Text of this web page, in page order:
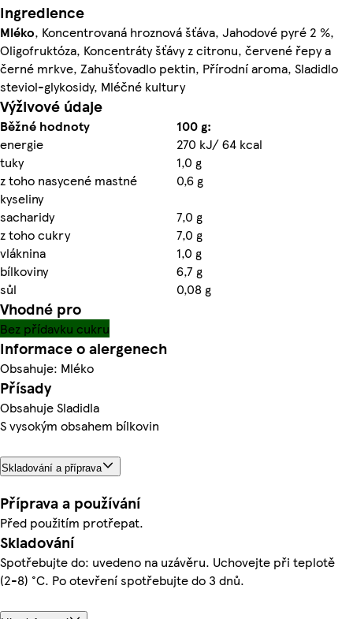
Ingredience
Mléko, Koncentrovaná hroznová šťáva, Jahodové pyré 2 %,
Oligofruktóza, Koncentráty šťávy z citronu, červené řepy a
černé mrkve, Zahušťovadlo pektin, Přírodní aroma, Sladidlo
steviol-glykosidy, Mléčné kultury
Výživové údaje
Běžné hodnoty
100 g:
energie
270 kJ/ 64 kcal
tuky
1,0 g
z toho nasycené mastné
kyseliny
0,6 g
sacharidy
7,0 g
z toho cukry
7,0 g
vláknina
1,0 g
bílkoviny
6,7 g
sůl
0,08 g
Vhodné pro
Bez přídavku cukru
Informace o alergenech
Obsahuje: Mléko
Přísady
Obsahuje Sladidla
S vysokým obsahem bílkovin
Skladování a příprava
Příprava a používání
Před použitím protřepat.
Skladování
Spotřebujte do: uvedeno na uzávěru. Uchovejte při teplotě
(2-8) °C. Po otevření spotřebujte do 3 dnů.